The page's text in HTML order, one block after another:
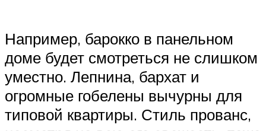
Например, барокко в панельном
доме будет смотреться не слишком
уместно. Лепнина, бархат и
огромные гобелены вычурны для
типовой квартиры. Стиль прованс,